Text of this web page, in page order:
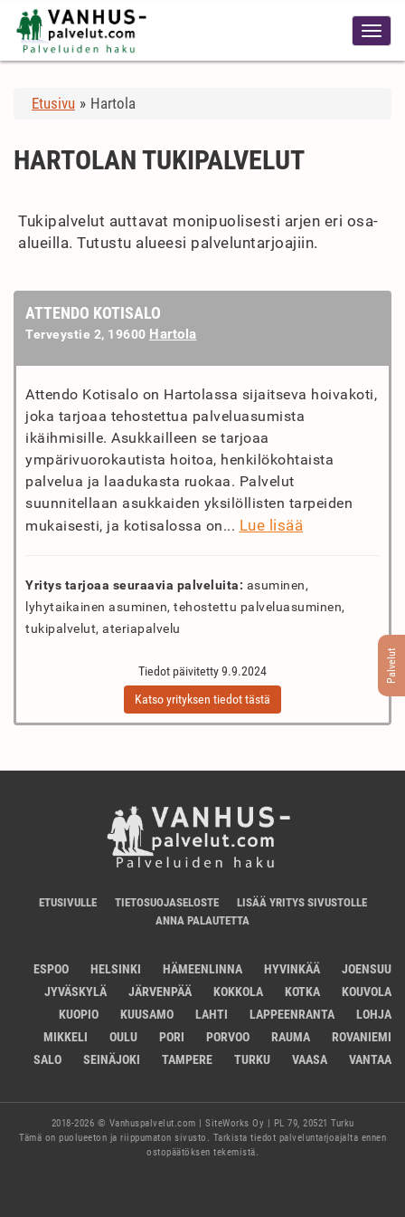
Etusivu » Hartola
Palvelut
HARTOLAN TUKIPALVELUT
Tukipalvelut auttavat monipuolisesti arjen eri osa-
alueilla. Tutustu alueesi palveluntarjoajiin.
ATTENDO KOTISALO
Terveystie 2, 19600 Hartola
Attendo Kotisalo on Hartolassa sijaitseva hoivakoti,
joka tarjoaa tehostettua palveluasumista
ikäihmisille. Asukkailleen se tarjoaa
ympärivuorokautista hoitoa, henkilökohtaista
palvelua ja laadukasta ruokaa. Palvelut
suunnitellaan asukkaiden yksilöllisten tarpeiden
mukaisesti, ja kotisalossa on... Lue lisää
Yritys tarjoaa seuraavia palveluita: asuminen,
lyhytaikainen asuminen, tehostettu palveluasuminen,
tukipalvelut, ateriapalvelu
Tiedot päivitetty 9.9.2024
Katso yrityksen tiedot tästä
ETUSIVULLE TIETOSUOJASELOSTE
LISÄÄ YRITYS SIVUSTOLLE
ANNA PALAUTETTA
ESPOO HELSINKI HÄMEENLINNA HYVINKÄÄ
JOENSUU
JYVÄSKYLÄ
JÄRVENPÄÄ KOKKOLA KOTKA
KOUVOLA
KUOPIO
KUUSAMO LAHTI LAPPEENRANTA
LOHJA
MIKKELI
OULU PORI PORVOO RAUMA
ROVANIEMI
SALO
SEINÄJOKI TAMPERE TURKU VAASA VANTAA
2018-2026 © Vanhuspalvelut.com | SiteWorks Oy | PL 79, 20521 Turku
Tämä on puolueeton ja riippumaton sivusto. Tarkista tiedot palveluntarjoajalta ennen
ostopäätöksen tekemistä.